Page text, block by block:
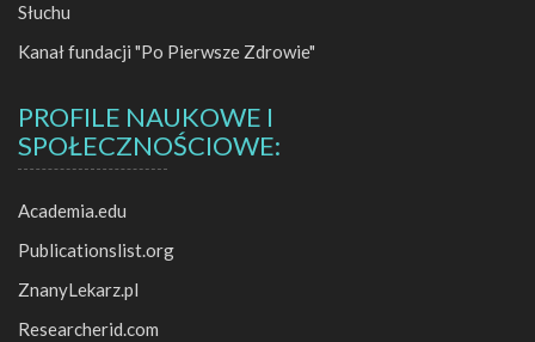
Słuchu
Kanał fundacji "Po Pierwsze Zdrowie"
PROFILE NAUKOWE I
SPOŁECZNOŚCIOWE:
Academia.edu
Publicationslist.org
ZnanyLekarz.pl
Researcherid.com